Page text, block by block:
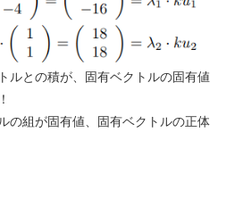
ルとの積が、固有ベクトルの固有値
の組が固有値、固有ベクトルの正体